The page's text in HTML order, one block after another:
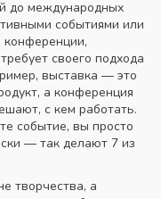
до международных
событиями или
конференции,
своего подхода
выставка — это
а конференция
с кем работать.
событие, вы просто
— так делают 7 из
творчества, а